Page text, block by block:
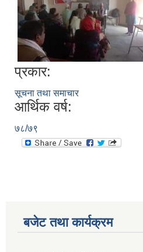
प्रकार:
सूचना तथा समाचार
आर्थिक वर्ष:
७८/७९
बजेट तथा कार्यक्रम